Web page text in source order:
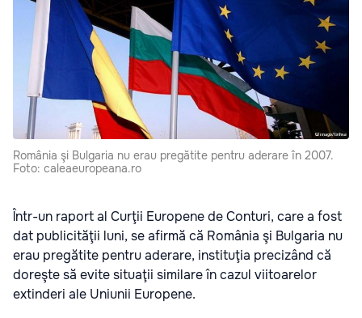
România şi Bulgaria nu erau pregătite pentru aderare în 2007.
Foto: caleaeuropeana.ro
Într-un raport al Curţii Europene de Conturi, care a fost
dat publicităţii luni, se afirmă că România şi Bulgaria nu
erau pregătite pentru aderare, instituţia precizând că
doreşte să evite situaţii similare în cazul viitoarelor
extinderi ale Uniunii Europene.